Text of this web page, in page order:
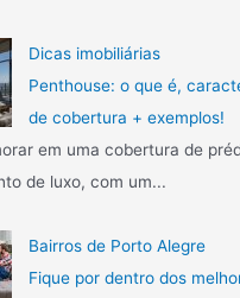
Dicas imobiliárias
Penthouse: o que é,
de cobertura + exemplos!
em uma cobertura de
de luxo, com um...
Bairros de Porto Alegre
Fique por dentro dos